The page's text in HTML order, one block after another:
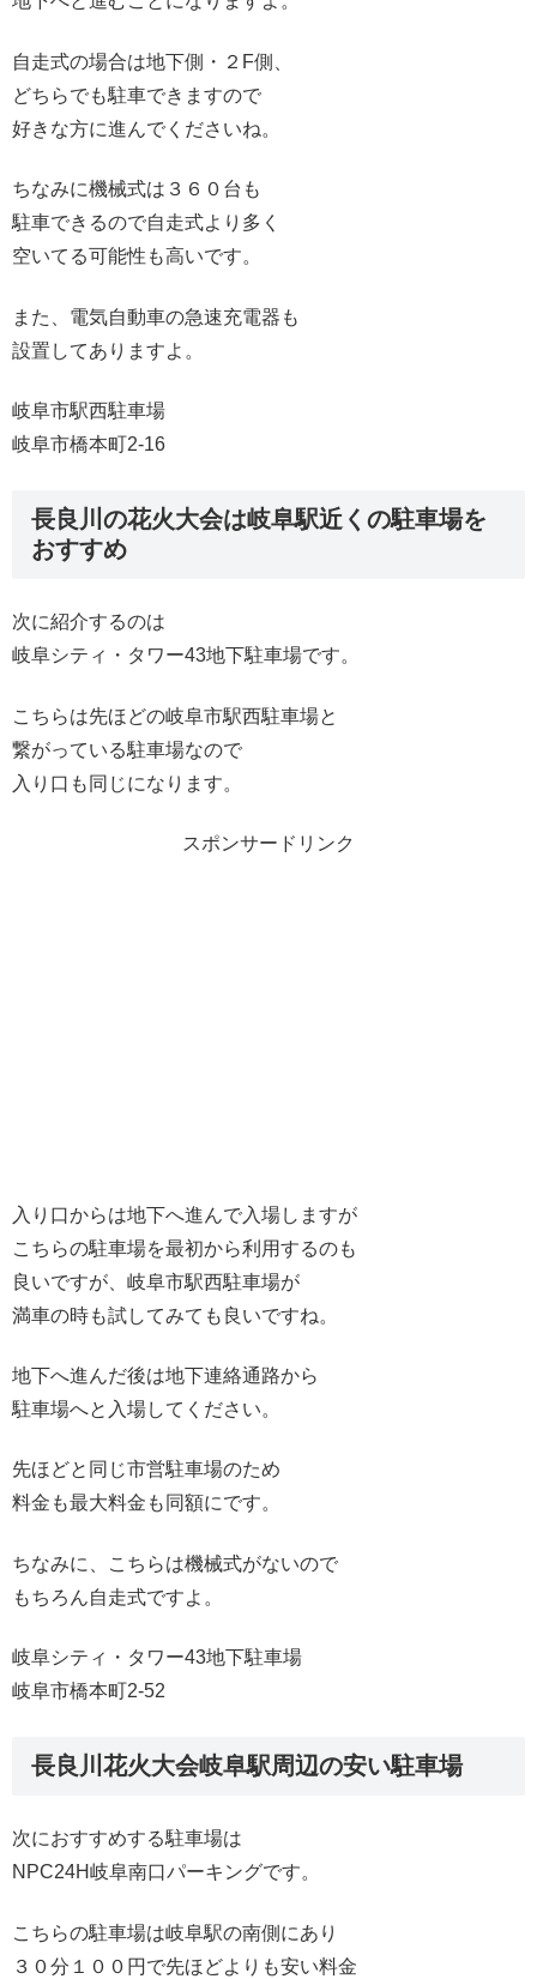
自走式の場合は地下側・２F側、
どちらでも駐車できますので
好きな方に進んでくださいね。
ちなみに機械式は３６０台も
駐車できるので自走式より多く
空いてる可能性も高いです。
また、電気自動車の急速充電器も
設置してありますよ。
岐阜市駅西駐車場
岐阜市橋本町2-16
長良川の花火大会は岐阜駅近くの駐車場を
おすすめ
次に紹介するのは
岐阜シティ・タワー43地下駐車場です。
こちらは先ほどの岐阜市駅西駐車場と
繋がっている駐車場なので
入り口も同じになります。
スポンサードリンク
入り口からは地下へ進んで入場しますが
こちらの駐車場を最初から利用するのも
良いですが、岐阜市駅西駐車場が
満車の時も試してみても良いですね。
地下へ進んだ後は地下連絡通路から
駐車場へと入場してください。
先ほどと同じ市営駐車場のため
料金も最大料金も同額にです。
ちなみに、こちらは機械式がないので
もちろん自走式ですよ。
岐阜シティ・タワー43地下駐車場
岐阜市橋本町2-52
長良川花火大会岐阜駅周辺の安い駐車場
次におすすめする駐車場は
NPC24H岐阜南口パーキングです。
こちらの駐車場は岐阜駅の南側にあり
３０分１００円で先ほどよりも安い料金